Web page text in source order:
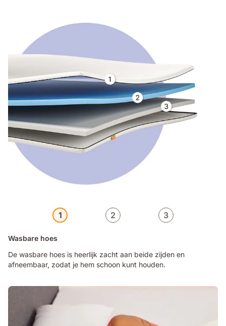
1 2 3
Wasbare hoes
De wasbare hoes is heerlijk zacht aan beide zijden en
afneembaar, zodat je hem schoon kunt houden.